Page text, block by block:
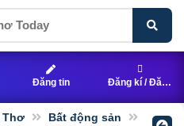
Thơ
Bất động sản
Đăng tin Đăng kí / Đăng nhập